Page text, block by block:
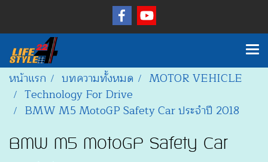
หน้าแรก บทความทั้งหมด
MOTOR VEHICLE
Technology For Drive
BMW M5 MotoGP Safety Car ประจำปี 2018
BMW M5 MotoGP Safety Car